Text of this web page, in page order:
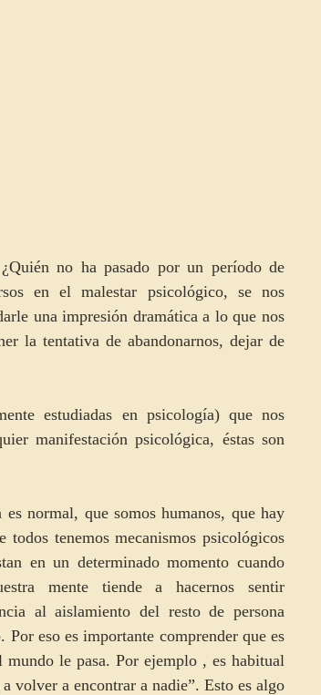
no ha pasado por un período de
en el malestar psicológico, se nos
una impresión dramática a lo que nos
la tentativa de abandonarnos, dejar de
estudiadas en psicología) que nos
manifestación psicológica, éstas son
normal, que somos humanos, que hay
todos tenemos mecanismos psicológicos
en un determinado momento cuando
mente tiende a hacernos sentir
al aislamiento del resto de persona
eso es importante comprender que es
le pasa. Por ejemplo , es habitual
volver a encontrar a nadie”. Esto es algo